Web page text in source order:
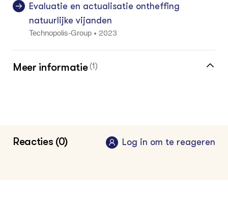
Evaluatie en actualisatie ontheffing
natuurlijke vijanden
Technopolis-Group• 2023
Meer informatie (1)
Reacties (0) Log in om te reageren